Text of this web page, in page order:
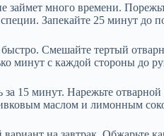
займет много времени.
Запекайте 25 минут до
Смешайте тертый
минут с каждой стороны до
15 минут. Нарежьте
маслом и лимонным